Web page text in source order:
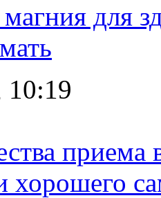
для
10:19
приема
хорошего